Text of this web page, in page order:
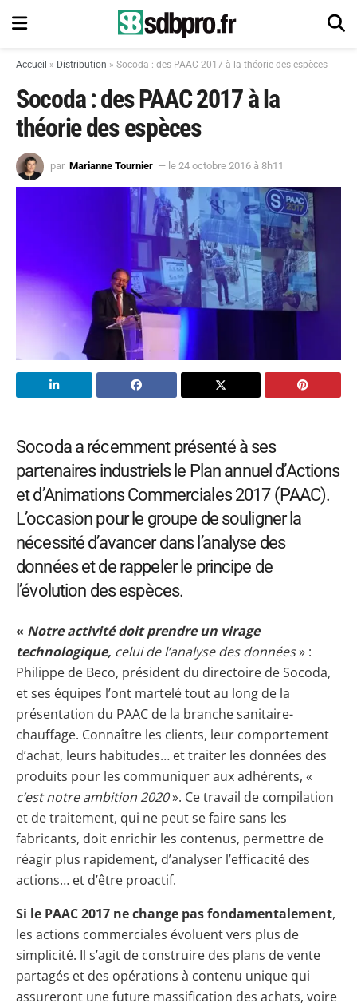
Accueil » Distribution » Socoda : des PAAC 2017 à la théorie des espèces
Socoda : des PAAC 2017 à la
théorie des espèces
par Marianne Tournier — le 24 octobre 2016 à 8h11
Socoda a récemment présenté à ses
partenaires industriels le Plan annuel d’Actions
et d’Animations Commerciales 2017 (PAAC).
L’occasion pour le groupe de souligner la
nécessité d’avancer dans l’analyse des
données et de rappeler le principe de
l’évolution des espèces.
« Notre activité doit prendre un virage
technologique, celui de l’analyse des données» :
Philippe de Beco, président du directoire de Socoda,
et ses équipes l’ont martelé tout au long de la
présentation du PAAC de la branche sanitaire-
chauffage. Connaître les clients, leur comportement
d’achat, leurs habitudes… et traiter les données des
produits pour les communiquer aux adhérents, «
c’est notre ambition 2020». Ce travail de compilation
et de traitement, qui ne peut se faire sans les
fabricants, doit enrichir les contenus, permettre de
réagir plus rapidement, d’analyser l’efficacité des
actions… et d’être proactif.
Si le PAAC 2017 ne change pas fondamentalement,
les actions commerciales évoluent vers plus de
simplicité. Il s’agit de construire des plans de vente
partagés et des opérations à contenu unique qui
assureront une future massification des achats, voire